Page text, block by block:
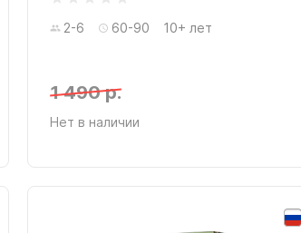
2-6 60-90 10+ лет
1 490 р.
Нет в наличии